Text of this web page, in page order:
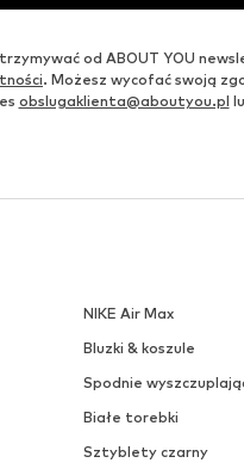
od ABOUT YOU
. Możesz wycofać swoją
obslugaklienta@aboutyou.pl
NIKE Air Max
Bluzki & koszule
Spodnie
Białe torebki
Sztyblety czarny